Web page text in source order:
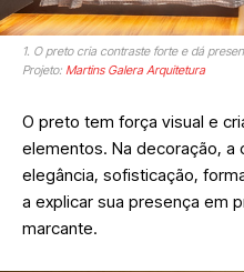
1. O preto cria contraste forte e dá
Projeto: Martins Galera Arquitetura
O preto tem força visual e
elementos. Na decoração, a
elegância, sofisticação,
a explicar sua presença em
marcante.